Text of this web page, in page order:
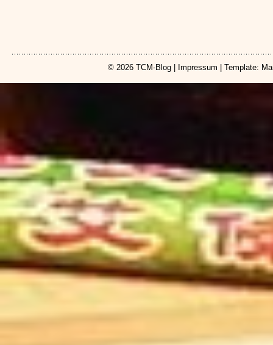
© 2026 TCM-Blog| Impressum | Template: